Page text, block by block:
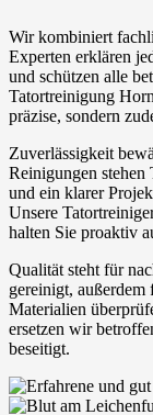
Wir kombiniert
Experten erklären
und schützen alle
Tatortreinigung
präzise, sondern
Zuverlässigkeit
Reinigungen
und ein klarer
Unsere
halten Sie proaktiv
Qualität steht für
gereinigt, außerdem
Materialien
ersetzen wir
beseitigt.